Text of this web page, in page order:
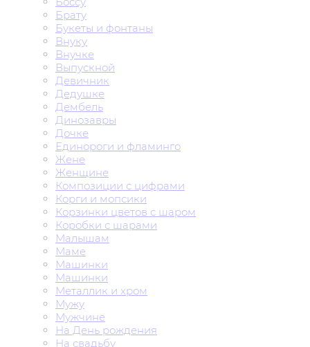
Брату
Букеты и фонтаны
Внуку
Внучке
Выпускной
Девичник
Дедушке
Дембель
Динозавры
Дочке
Единороги и фламинго
Жене
Женщине
Композиции с цифрами
Корги и мопсики
Корзинки цветов с шаром
Коробки с шарами
Малышам
Маме
Машинки
Машинки
Металлик и хром
Мужу
Мужчине
На День рождения
На свадьбу